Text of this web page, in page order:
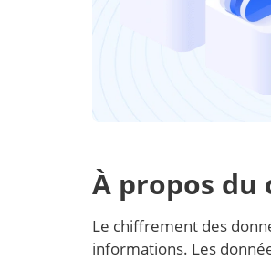
À propos du
Le chiffrement des
informations. Les